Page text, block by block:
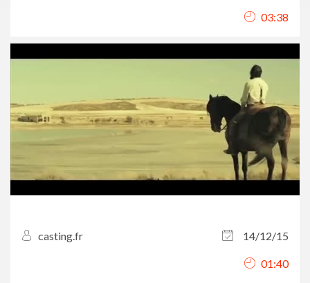
03:38
casting.fr 14/12/15
01:40